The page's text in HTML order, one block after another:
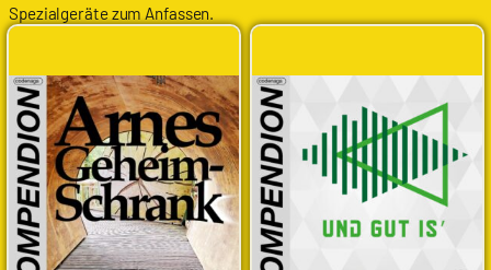
Spezialgeräte zum Anfassen.